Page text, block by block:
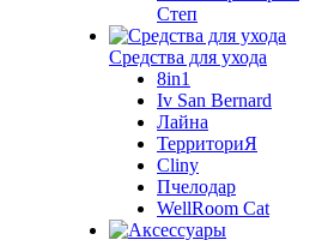
Степ
Средства для ухода
8in1
Iv San Bernard
Лайна
ТерриториЯ
Cliny
Пчелодар
WellRoom Cat